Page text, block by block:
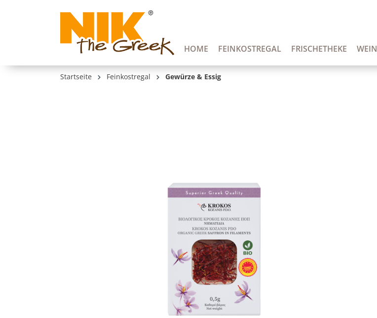
Zur Hauptnavigation springen
HOME FEINKOSTREGAL FRISCHETHEKE WEIN
Startseite Feinkostregal Gewürze & Essig